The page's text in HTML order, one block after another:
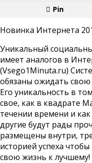
Pin
Новинка Интернета
Уникальный
имеет аналогов в
(Vsego1Minuta.ru)
обязаны ожидать свою
Его уникальность в
свое, как в квадрате
течении времени и
другие будут рады
размещены внутри,
историей успеха
свою жизнь к лучшему!